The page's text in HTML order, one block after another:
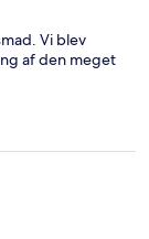
Vi blev
af den meget